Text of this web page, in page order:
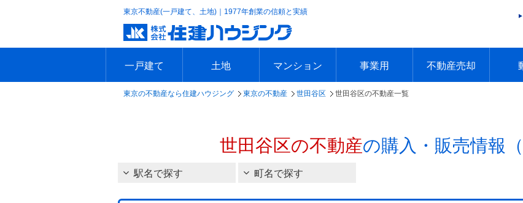
東京不動産(一戸建て、土地)｜1977年創業の信頼と実績
一戸建て
エリアで探す
沿線で探す
新築一戸建て
中古一戸建て
本日の新着物件
今週の新着物件
土地
エリアで探す
沿線で探す
本日の新着物件
今週の新着物件
マンション
エリアで探す
沿線で探す
本日の新着物件
今週の新着物件
事業用
エリアで探す
沿線で探す
本日の新着物件
今週の新着物件
不動産売却
東京の不動産なら住建ハウジング 東京の不動産 世田谷区 世田谷区の不動産一覧
世田谷区の不動産の購入・販売情報（
駅名で探す 町名で探す